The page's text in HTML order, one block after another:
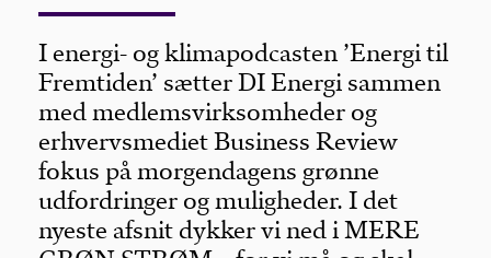
I energi- og klimapodcasten ’Energi til
Fremtiden’ sætter DI Energi sammen
med medlemsvirksomheder og
erhvervsmediet Business Review
fokus på morgendagens grønne
udfordringer og muligheder. I det
nyeste afsnit dykker vi ned i MERE